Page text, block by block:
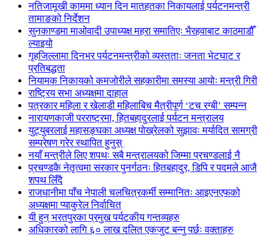
नतिजामूखी काममा ध्यान दिन मातहतका निकायलाई पर्यटनमन्त्री
तामाङको निर्देशन
सुनकाण्डमा मा‌ओवादी उपाध्यक्ष महरा समातिएः भैरहवाबाट काठमाडौँ
ल्याइयो
गृहजिल्लामा दिनभर पर्यटनमन्त्रीको व्यस्तताः जनता भेटघाट र
प्रतिबद्धता
नियामक निकायको कमजोरीले सहकारीमा समस्या आयोः मन्त्री गिरी
राष्ट्रिय सभा अध्यक्षमा दाहाल
पत्रकार महिला र खेलाडी महिलाबिच मैत्रीपूर्ण ‘टच रग्बी’ सम्पन्न
नारायणकाजी परराष्ट्रमा, हितबहादुरलाई पर्यटन मन्त्रालय
युट्युबरलाई महासङ्घका अध्यक्ष पोख्रेलको सुझावः मर्यादित सामग्री
सम्प्रेषण गरेर स्थापित हुनुस्
नयाँ मन्त्रीले लिए शपथः सबै मन्त्रालयको जिम्मा प्रचण्डलाई नै
प्रचण्डकै नेतृत्वमा सरकार पुनर्गठनः हितबहादुर, डिपि र पदमले आजै
शपथ लिँदै
राजधानीमा पाँच नेपाली चलचित्रकर्मी सम्मानितः आइएनएफको
अध्यक्षमा प्याकुरेल निर्वाचित
यी हुन् भरतपुरका प्रमुख पर्यटकीय गन्तव्यहरु
अधिकारको लागि ६० लाख दलित एकजुट बन्नु पर्छः वक्ताहरु